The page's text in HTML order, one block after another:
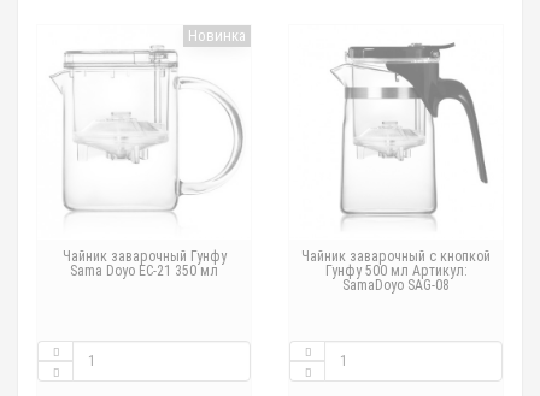
Новинка
Чайник заварочный Гунфу
Sama Doyo EC-21 350 мл
Чайник заварочный с кнопкой
Гунфу 500 мл Артикул:
SamaDoyo SAG-08